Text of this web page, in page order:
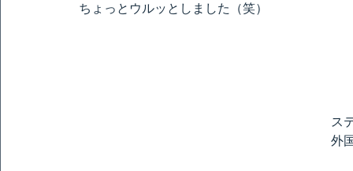
ちょっとウルッとしました（笑）
ス
外